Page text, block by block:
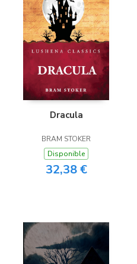
Dracula
BRAM STOKER
Disponible
32,38 €